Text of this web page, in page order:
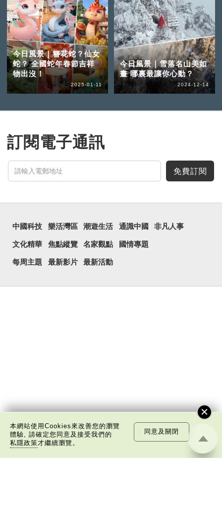
今日風景｜簪花蛇？仙女
蛇？ 全國蛇年春節吉祥
物出沒！
2025-01-11
今日風景｜雪落名山美如
畫 哪裏最讓你心動？
2024-12-14
訂閱電子通訊
免費訂閱
中國科技 樂活灣區 潮遊生活 通識中國 非凡人事
文化精華 焦點縱覽 名家觀點 國情專題
每周主題 最新影片 最新活動
本網站使用Cookies來改善您的瀏覽
體驗, 請確定您同意及接受我們的
私隱政策才繼續瀏覽。
同意及關閉